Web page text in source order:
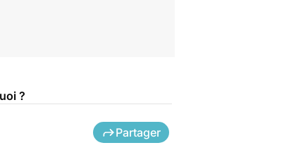
?
Partager